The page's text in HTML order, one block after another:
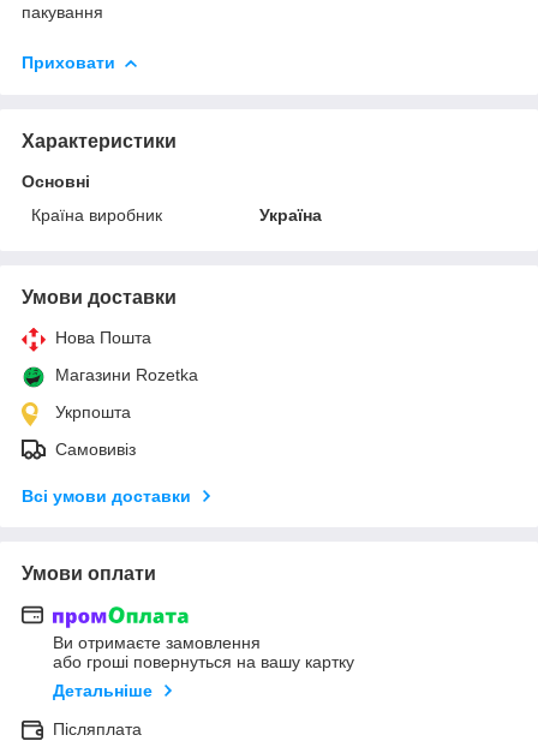
пакування
Приховати
Характеристики
Основні
Країна виробник
Україна
Умови доставки
Нова Пошта
Магазини Rozetka
Укрпошта
Самовивіз
Всі умови доставки
Умови оплати
Ви отримаєте замовлення
або гроші повернуться на вашу картку
Детальніше
Післяплата